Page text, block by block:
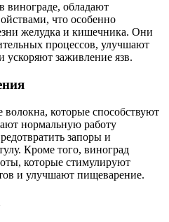
винограде, обладают
что особенно
желудка и кишечника. Они
процессов, улучшают
заживление язв.
которые способствуют
нормальную работу
запоры и
Кроме того, виноград
которые стимулируют
и улучшают пищеварение.